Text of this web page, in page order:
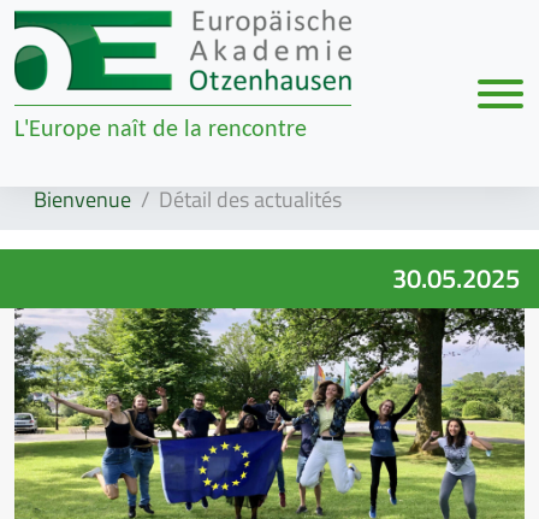
Zur Navigation springen
Zum Inhalt springen
L'Europe naît de la rencontre
Bienvenue Détail des actualités
30.05.2025